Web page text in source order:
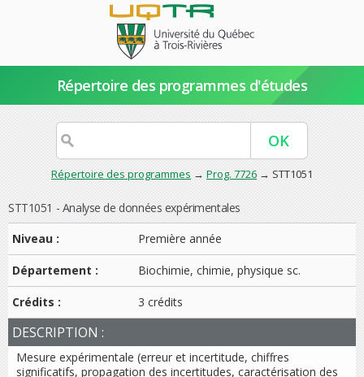
Répertoire des programmes d'études
Répertoire des programmes → Prog. 7726 → STT1051
STT1051 - Analyse de données expérimentales
Niveau :
Première année
Département : Biochimie, chimie, physique sc.
Crédits : 3 crédits
DESCRIPTION :
Mesure expérimentale (erreur et incertitude, chiffres
significatifs, propagation des incertitudes, caractérisation des